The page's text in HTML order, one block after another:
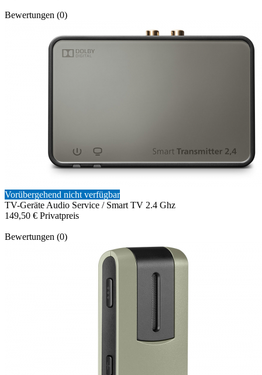
Bewertungen (0)
Vorübergehend nicht verfügbar
TV-GeräteAudio Service / Smart TV 2.4 Ghz
149,50 € Privatpreis
Bewertungen (0)